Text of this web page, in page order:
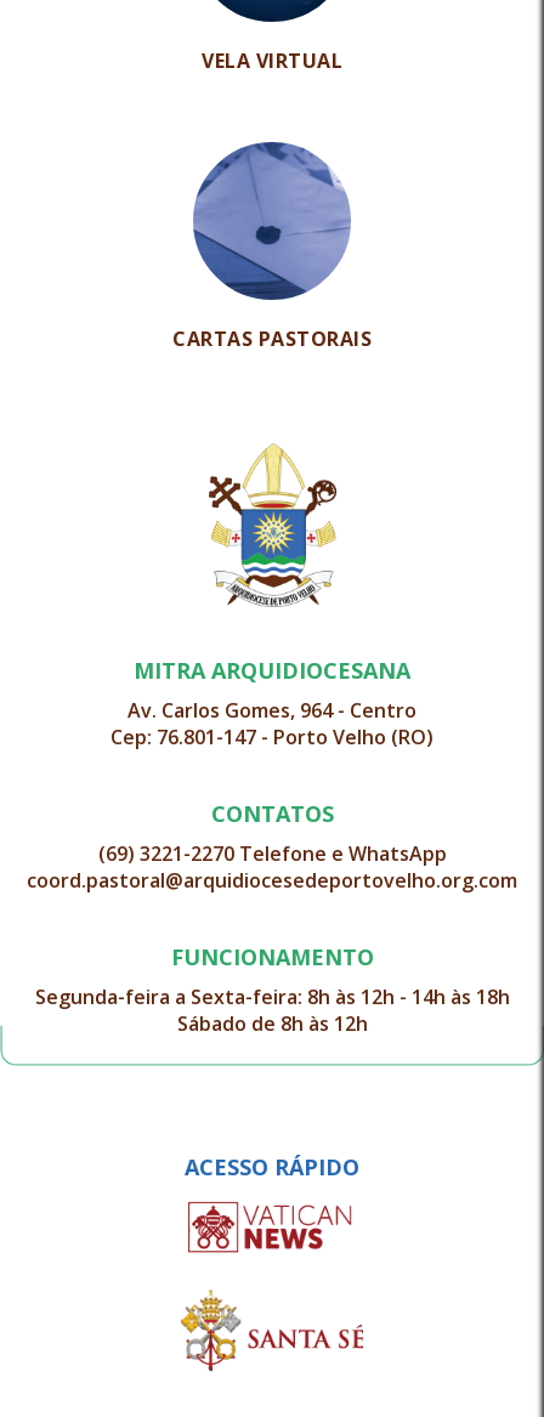
VELA VIRTUAL
CARTAS PASTORAIS
MITRA ARQUIDIOCESANA
Av. Carlos Gomes, 964 - Centro
Cep: 76.801-147 - Porto Velho (RO)
CONTATOS
(69) 3221-2270 Telefone e WhatsApp
coord.pastoral@arquidiocesedeportovelho.org.com
FUNCIONAMENTO
Segunda-feira a Sexta-feira: 8h às 12h - 14h às 18h
Sábado de 8h às 12h
ACESSO RÁPIDO